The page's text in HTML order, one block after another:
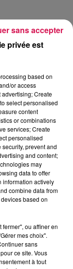
14h31
14h31
privée est
based on
or access
Create
select personalised
content
or combinations
services; Create
personalised
prevent and
and content;
may
data to offer
information actively
combine data from
based on
ou affiner en
mes choix".
sans
ce site. Vous
à tout
sans accepter